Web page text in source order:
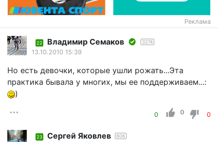
Реклама
22 Владимир Семаков 3274
13.10.2010 15:39
Но есть девочки, которые ушли рожать...Эта
практика бывала у многих, мы ее поддерживаем...:
)
0 0 0
23 Сергей Яковлев 606